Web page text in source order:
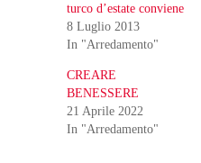
turco d’estate conviene
8 Luglio 2013
In "Arredamento"
CREARE
BENESSERE
21 Aprile 2022
In "Arredamento"